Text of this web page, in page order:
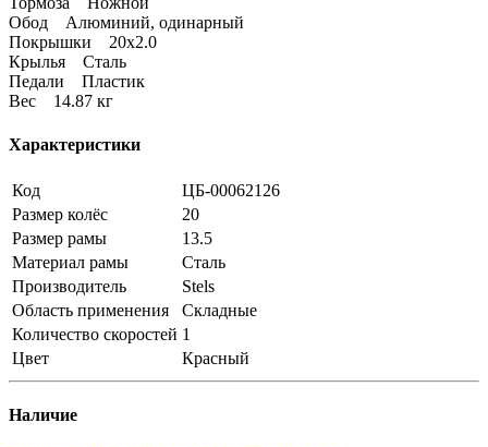
Обод Алюминий, одинарный
Покрышки 20x2.0
Крылья Сталь
Педали Пластик
Вес 14.87 кг
Характеристики
Код
ЦБ-00062126
Размер колёс
20
Размер рамы
13.5
Материал рамы
Сталь
Производитель
Stels
Область применения
Складные
Количество скоростей 1
Цвет
Красный
Наличие